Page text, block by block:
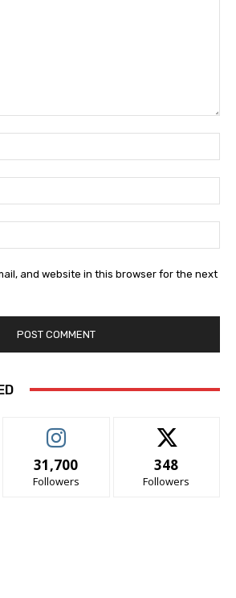
and website in this browser for the next
31,700
Followers
348
Followers